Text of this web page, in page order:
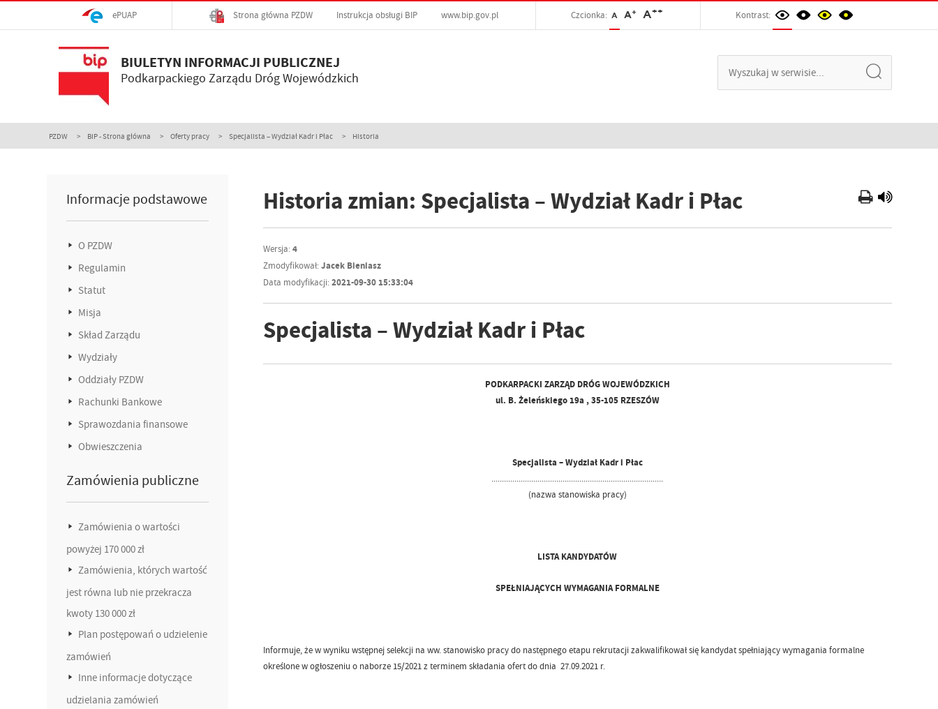
ePUAP Strona główna PZDW Instrukcja obsługi BIP www.bip.gov.pl Czcionka: A A+ A++ Kontrast:
BIULETYN INFORMACJI PUBLICZNEJ
Podkarpackiego Zarządu Dróg Wojewódzkich
PZDW BIP - Strona główna Oferty pracy Specjalista – Wydział Kadr i Płac Historia
Informacje podstawowe
O PZDW
Regulamin
Statut
Misja
Skład Zarządu
Wydziały
Oddziały PZDW
Rachunki Bankowe
Sprawozdania finansowe
Obwieszczenia
Zamówienia publiczne
Zamówienia o wartości
powyżej 170 000 zł
Zamówienia, których wartość
jest równa lub nie przekracza
kwoty 130 000 zł
Plan postępowań o udzielenie
zamówień
Inne informacje dotyczące
udzielania zamówień
Historia zmian: Specjalista – Wydział Kadr i Płac
Wersja:4
Zmodyfikował:Jacek Bieniasz
Data modyfikacji:2021-09-30 15:33:04
Specjalista – Wydział Kadr i Płac
PODKARPACKI ZARZĄD DRÓG WOJEWÓDZKICH
ul. B. Żeleńskiego 19a , 35-105 RZESZÓW
Specjalista – Wydział Kadr i Płac
..................................................................................
(nazwa stanowiska pracy)
LISTA KANDYDATÓW
SPEŁNIAJĄCYCH WYMAGANIA FORMALNE
Informuje, że w wyniku wstępnej selekcji na ww. stanowisko pracy do następnego etapu rekrutacji zakwalifikował się kandydat spełniający wymagania formalne
określone w ogłoszeniu o naborze 15/2021 z terminem składania ofert do dnia 27.09.2021 r.